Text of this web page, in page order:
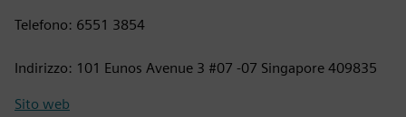
Telefono: 6551 3854
Indirizzo: 101 Eunos Avenue 3 #07 -07 Singapore 409835
Sito web